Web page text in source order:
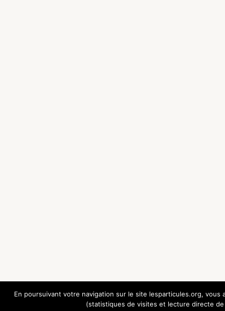
En poursuivant votre navigation sur le site lesparticules.org, vous
(statistiques de visites et lecture directe